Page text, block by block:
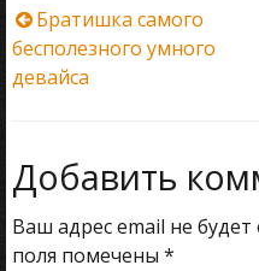
Навигация
по
Братишка самого
бесполезного умного
девайса
Добавить
Ваш адрес email не будет
поля помечены *